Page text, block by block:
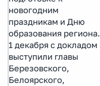
новогодним
праздникам и Дню
образования региона.
1 декабря с докладом
выступили главы
Березовского,
Белоярского,